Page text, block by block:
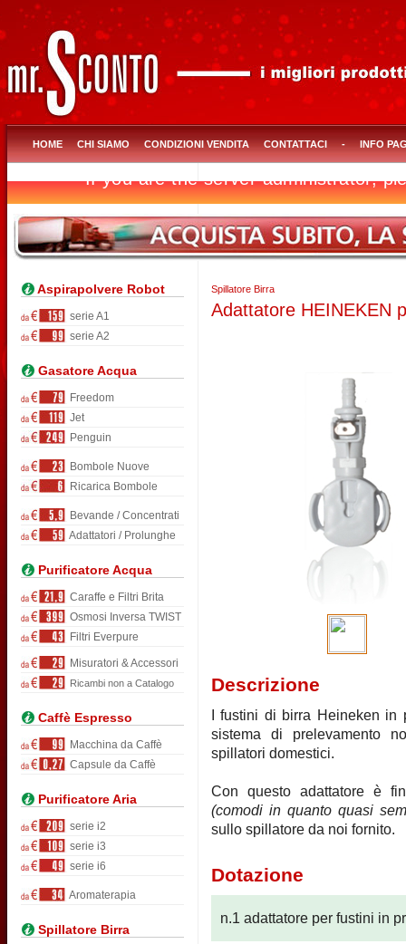
HOME CHI SIAMO CONDIZIONI VENDITA CONTATTACI - INFO
Aspirapolvere Robot
serie A1
serie A2
Gasatore Acqua
Freedom
Jet
Penguin
Bombole Nuove
Ricarica Bombole
Bevande / Concentrati
Adattatori / Prolunghe
Purificatore Acqua
Caraffe e Filtri Brita
Osmosi Inversa TWIST
Filtri Everpure
Misuratori & Accessori
Ricambi non a Catalogo
Caffè Espresso
Macchina da Caffè
Capsule da Caffè
Purificatore Aria
serie i2
serie i3
serie i6
Aromaterapia
Spillatore Birra
Spillatore Birra
Adattatore HEINEKEN
Descrizione
I fustini di birra Heineken
sistema di prelevamento
spillatori domestici.
Con questo adattatore è
(comodi in quanto quasi
sullo spillatore da noi fornito.
Dotazione
n.1 adattatore per fustini in